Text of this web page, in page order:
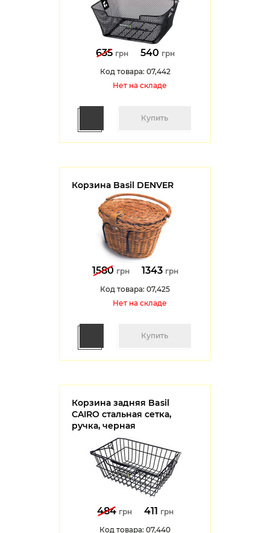
635 грн 540 грн
Код товара: 07,442
Нет на cкладе
Купить
Корзина Basil DENVER
1580 грн 1343 грн
Код товара: 07,425
Нет на cкладе
Купить
Корзина задняя Basil
CAIRO стальная сетка,
ручка, черная
484 грн 411 грн
Код товара: 07,440